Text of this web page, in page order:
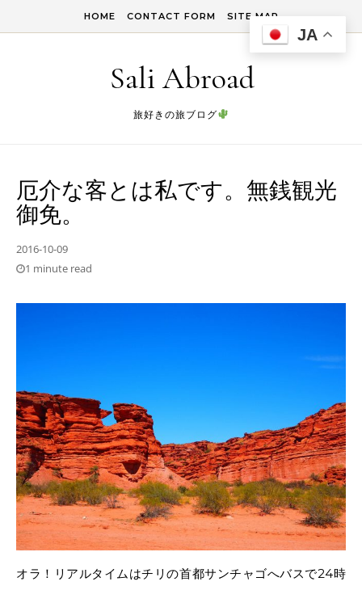
HOME CONTACT FORM SITE MAP
Sali Abroad
旅好きの旅ブログ
厄介な客とは私です。無銭観光
御免。
2016-10-09
1 minute read
オラ！リアルタイムはチリの首都サンチャゴへバスで24時
JA